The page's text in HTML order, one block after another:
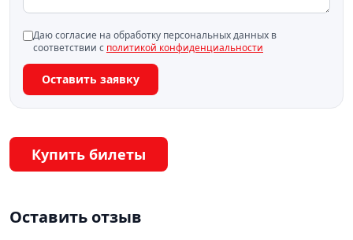
Даю согласие на обработку персональных данных в
соответствии с политикой конфиденциальности
Оставить заявку
Купить билеты
Оставить отзыв